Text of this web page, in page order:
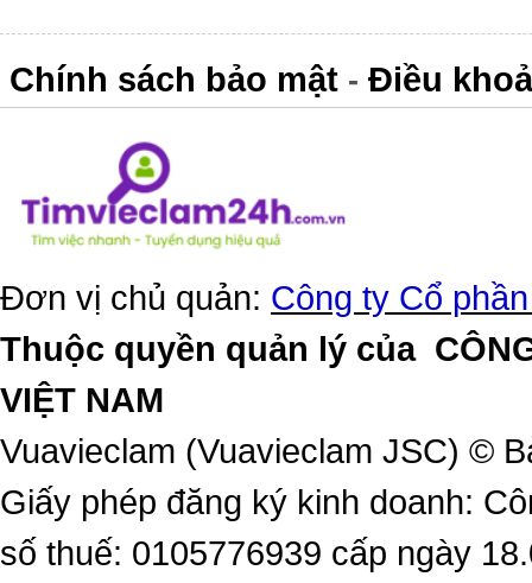
Chính sách bảo mật - Điều
Đơn vị chủ quản: Công ty Cổ
Thuộc quyền quản lý của
VIỆT NAM
Vuavieclam (Vuavieclam JSC) ©
Giấy phép đăng ký kinh doanh:
số thuế: 0105776939 cấp ngày